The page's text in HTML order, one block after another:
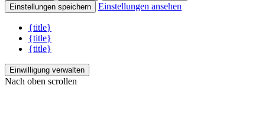
Einstellungen speichern
Einstellungen ansehen
{title}
{title}
{title}
Einwilligung verwalten
Nach oben scrollen